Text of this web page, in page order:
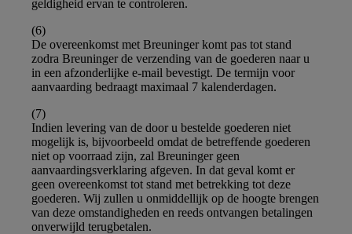
geldigheid ervan te controleren.
(6)
De overeenkomst met Breuninger komt pas tot stand
zodra Breuninger de verzending van de goederen naar u
in een afzonderlijke e-mail bevestigt. De termijn voor
aanvaarding bedraagt maximaal 7 kalenderdagen.
(7)
Indien levering van de door u bestelde goederen niet
mogelijk is, bijvoorbeeld omdat de betreffende goederen
niet op voorraad zijn, zal Breuninger geen
aanvaardingsverklaring afgeven. In dat geval komt er
geen overeenkomst tot stand met betrekking tot deze
goederen. Wij zullen u onmiddellijk op de hoogte brengen
van deze omstandigheden en reeds ontvangen betalingen
onverwijld terugbetalen.